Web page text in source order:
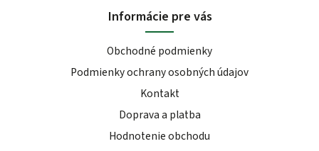
Informácie pre vás
Obchodné podmienky
Podmienky ochrany osobných údajov
Kontakt
Doprava a platba
Hodnotenie obchodu